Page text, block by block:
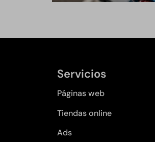
Servicios
Páginas web
Tiendas online
Ads